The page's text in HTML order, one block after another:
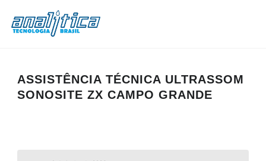
ASSISTÊNCIA TÉCNICA ULTRASSOM
SONOSITE ZX CAMPO GRANDE